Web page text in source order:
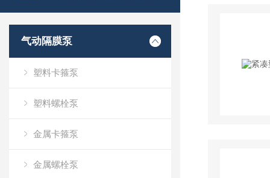
气动隔膜泵
塑料卡箍泵
塑料螺栓泵
金属卡箍泵
金属螺栓泵